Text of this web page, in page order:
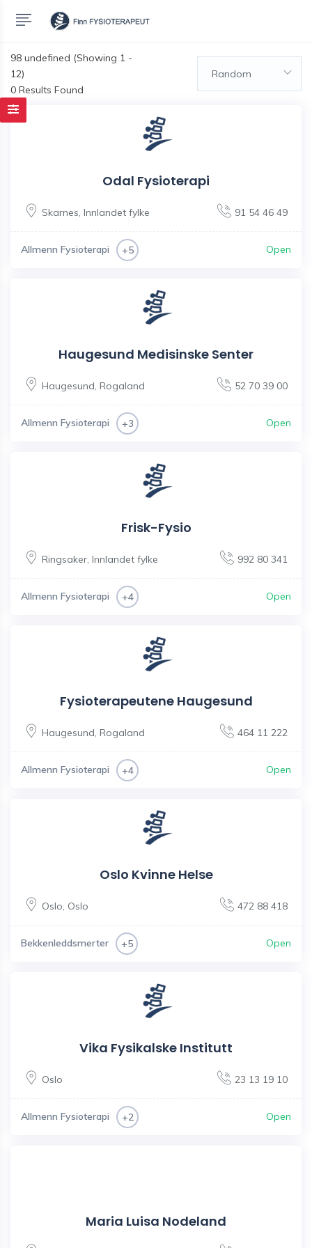
98 undefined (Showing 1 -
12)
0 Results Found
Random
Odal Fysioterapi
Skarnes Innlandet fylke 91 54 46 49
Allmenn Fysioterapi +5 Open
Haugesund Medisinske Senter
Haugesund Rogaland 52 70 39 00
Allmenn Fysioterapi +3 Open
Frisk-Fysio
Ringsaker Innlandet fylke 992 80 341
Allmenn Fysioterapi +4 Open
Fysioterapeutene Haugesund
Haugesund Rogaland 464 11 222
Allmenn Fysioterapi +4 Open
Oslo Kvinne Helse
Oslo Oslo 472 88 418
Bekkenleddsmerter +5 Open
Vika Fysikalske Institutt
Oslo 23 13 19 10
Allmenn Fysioterapi +2 Open
Maria Luisa Nodeland